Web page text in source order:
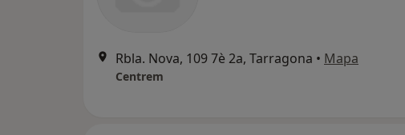
Rbla. Nova, 109 7è 2a, Tarragona • Mapa
Centrem